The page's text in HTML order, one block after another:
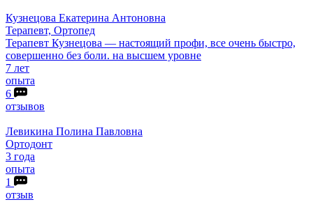
Кузнецова Екатерина Антоновна
Терапевт, Ортопед
Терапевт Кузнецова — настоящий профи, все очень быстро,
совершенно без боли. на высшем уровне
7 лет
опыта
6
отзывов
Левикина Полина Павловна
Ортодонт
3 года
опыта
1
отзыв